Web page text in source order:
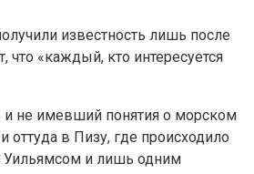
известность лишь после
«каждый, кто интересуется
и не имевший понятия о морском
в Пизу, где происходило
Уильямсом и лишь одним